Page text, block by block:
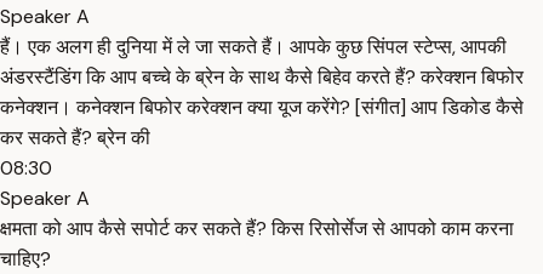
Speaker A
हैं। एक अलग ही दुनिया में ले जा सकते हैं। आपके कुछ सिंपल स्टेप्स, आपकी
अंडरस्टैंडिंग कि आप बच्चे के ब्रेन के साथ कैसे बिहेव करते हैं? करेक्शन बिफोर
कनेक्शन। कनेक्शन बिफोर करेक्शन क्या यूज करेंगे? [संगीत] आप डिकोड कैसे
कर सकते हैं? ब्रेन की
08:30
Speaker A
क्षमता को आप कैसे सपोर्ट कर सकते हैं? किस रिसोर्सेज से आपको काम करना
चाहिए?